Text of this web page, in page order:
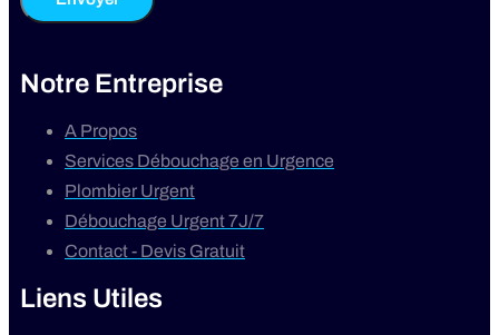
Notre Entreprise
A Propos
Services Débouchage en Urgence
Plombier Urgent
Débouchage Urgent 7J/7
Contact - Devis Gratuit
Liens Utiles